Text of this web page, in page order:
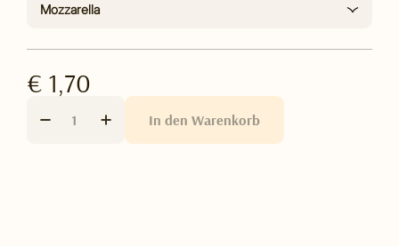
Mozzarella
€ 1,70
In den Warenkorb